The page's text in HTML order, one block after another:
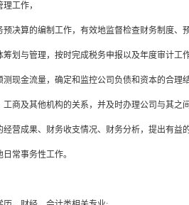
工作，
预决算的编制工作，有效地监督检查财务制度、
筹划与管理，按时完成税务申报以及年度审计工
测现金流量，确定和监控公司负债和资本的合
工商及其他机构的关系，并及时办理公司与其之
经营成果、财务收支情况、财务分析，提出有益
常事务性工作。